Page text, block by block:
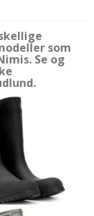
som
Se og